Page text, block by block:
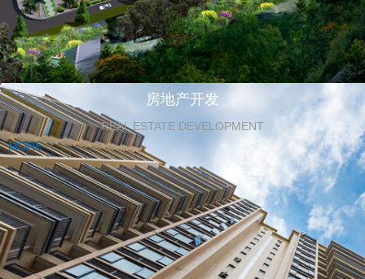
房地产开发
REAL ESTATE DEVELOPMENT
MORE